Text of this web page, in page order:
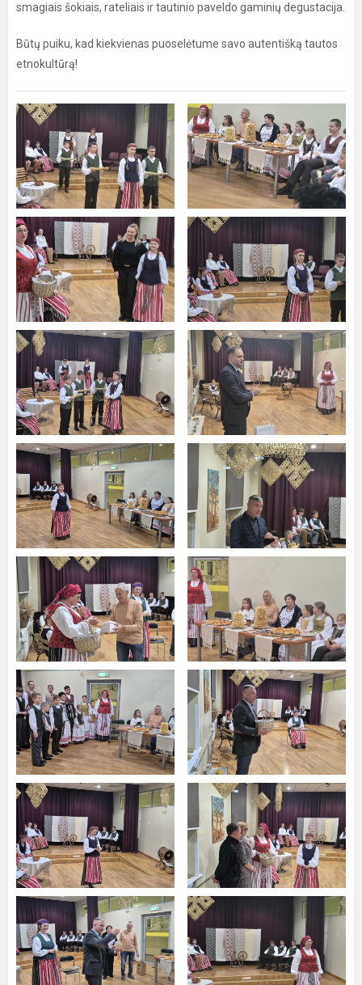
smagiais šokiais, rateliais ir tautinio paveldo gaminių degustacija.
Būtų puiku, kad kiekvienas puoselėtume savo autentišką tautos
etnokultūrą!